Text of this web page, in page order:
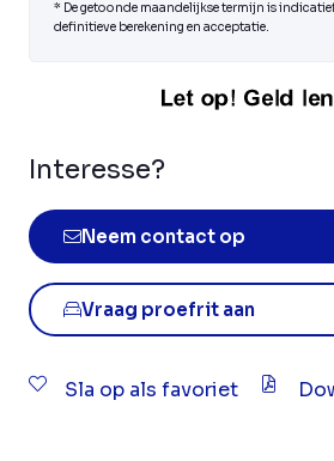
* De getoonde maandelijkse termijn is
definitieve berekening en acceptatie.
Interesse?
Neem contact op
Vraag proefrit aan
Sla op als favoriet